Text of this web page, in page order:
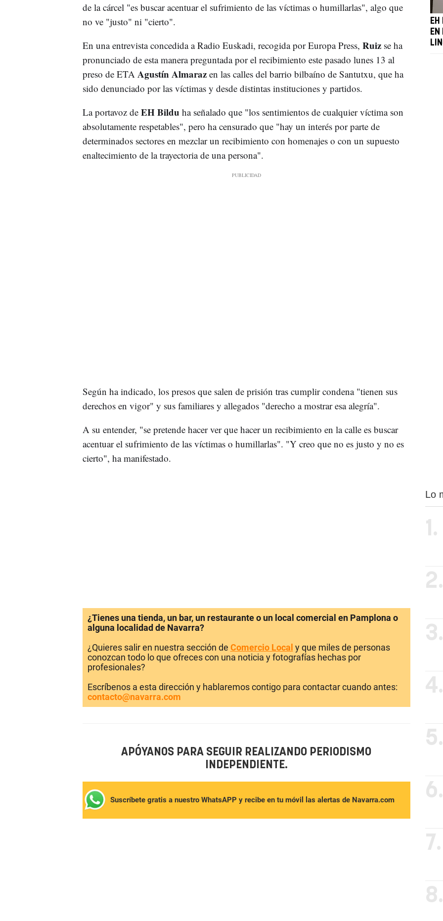
de la cárcel "es buscar acentuar el sufrimiento de las víctimas o humillarlas", algo que
no ve "justo" ni "cierto".
En una entrevista concedida a Radio Euskadi, recogida por Europa Press, Ruiz se ha
pronunciado de esta manera preguntada por el recibimiento este pasado lunes 13 al
preso de ETAAgustín Almarazen las calles del barrio bilbaíno de Santutxu, que ha
sido denunciado por las víctimas y desde distintas instituciones y partidos.
La portavoz de EH Bildu ha señalado que "los sentimientos de cualquier víctima son
absolutamente respetables", pero ha censurado que "hay un interés por parte de
determinados sectores en mezclar un recibimiento con homenajes o con un supuesto
enaltecimiento de la trayectoria de una persona".
Según ha indicado, los presos que salen de prisión tras cumplir condena "tienen sus
derechos en vigor" y sus familiares y allegados "derecho a mostrar esa alegría".
A su entender, "se pretende hacer ver que hacer un recibimiento en la calle es buscar
acentuar el sufrimiento de las víctimas o humillarlas". "Y creo que no es justo y no es
cierto", ha manifestado.
¿Tienes una tienda, un bar, un restaurante o un local comercial en Pamplona o
alguna localidad de Navarra?
¿Quieres salir en nuestra sección de Comercio Local y que miles de personas
conozcan todo lo que ofreces con una noticia y fotografías hechas por
profesionales?
Escríbenos a esta dirección y hablaremos contigo para contactar cuando antes:
contacto@navarra.com
APÓYANOS PARA SEGUIR REALIZANDO PERIODISMO
INDEPENDIENTE.
Suscríbete gratis a nuestro WhatsAPP y recibe en tu móvil las alertas de Navarra.com
Lo
1.
2.
3.
4.
5.
6.
7.
8.